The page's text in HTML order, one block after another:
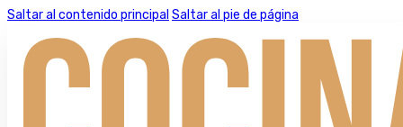
Saltar al contenido principal Saltar al pie de página